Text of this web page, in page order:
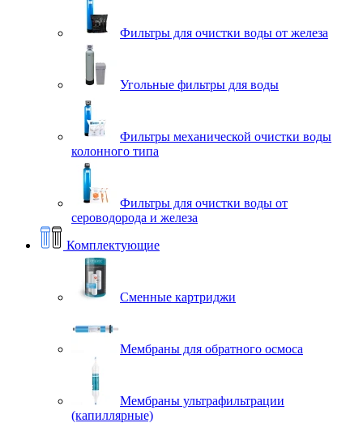
Фильтры для очистки воды от железа
Угольные фильтры для воды
Фильтры механической очистки воды
колонного типа
Фильтры для очистки воды от
сероводорода и железа
Комплектующие
Сменные картриджи
Мембраны для обратного осмоса
Мембраны ультрафильтрации
(капиллярные)